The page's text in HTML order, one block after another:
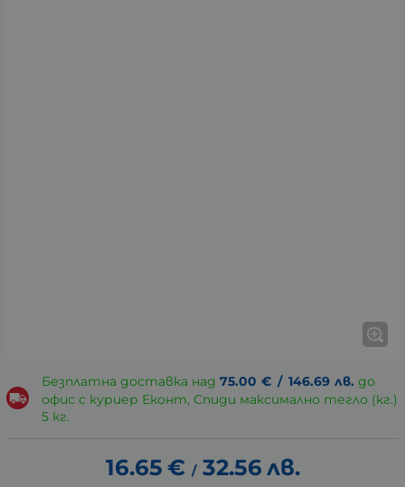
Безплатна доставка над 75.00 € / 146.69 лв. до
офис с куриер Еконт, Спиди максимално тегло (кг.)
5 кг.
16.65 € / 32.56 лв.